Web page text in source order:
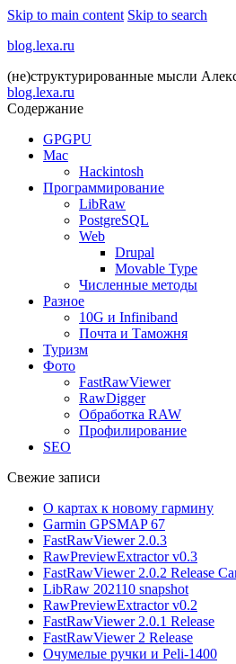
Skip to main content Skip to search
blog.lexa.ru
(не)структурированные мысли
blog.lexa.ru
Содержание
GPGPU
Mac
Hackintosh
Программирование
LibRaw
PostgreSQL
Web
Drupal
Movable Type
Численные методы
Разное
10G и Infiniband
Почта и Таможня
Туризм
Фото
FastRawViewer
RawDigger
Обработка RAW
Профилирование
SEO
Свежие записи
О картах к новому гармину
Garmin GPSMAP 67
FastRawViewer 2.0.3
RawPreviewExtractor v0.3
FastRawViewer 2.0.2 Release
LibRaw 202110 snapshot
RawPreviewExtractor v0.2
FastRawViewer 2.0.1 Release
FastRawViewer 2 Release
Очумелые ручки и Peli-1400